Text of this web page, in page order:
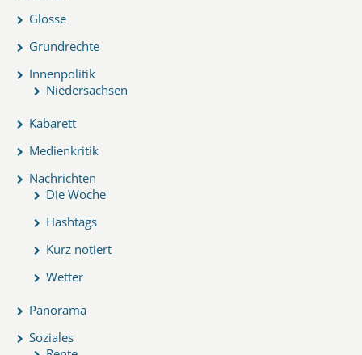
Glosse
Grundrechte
Innenpolitik
Niedersachsen
Kabarett
Medienkritik
Nachrichten
Die Woche
Hashtags
Kurz notiert
Wetter
Panorama
Soziales